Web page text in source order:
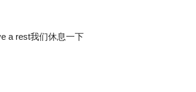
a rest我们休息一下